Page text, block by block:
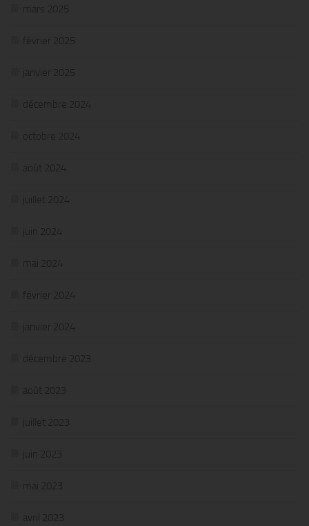
mars 2025
février 2025
janvier 2025
décembre 2024
octobre 2024
août 2024
juillet 2024
juin 2024
mai 2024
février 2024
janvier 2024
décembre 2023
août 2023
juillet 2023
juin 2023
mai 2023
avril 2023